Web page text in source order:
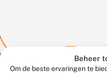
Beheer
Om de beste ervaringen te